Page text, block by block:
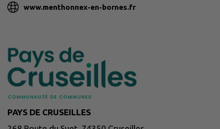
www.menthonnex-en-bornes.fr
PAYS DE CRUSEILLES